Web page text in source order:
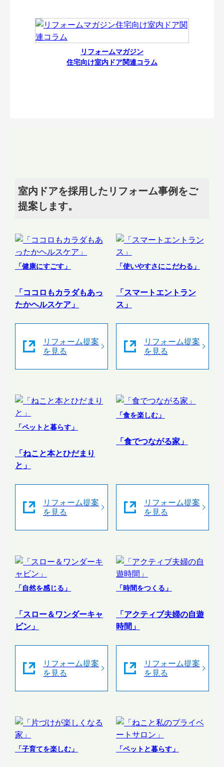
リフォームマガジン
住宅向け室内ドア関連コラム
室内ドアを採用したリフォーム事例をご
提案します。
「健康にすごす」
「ココロもカラダもあっ
たかヘルスケア」
リフォーム提案
を見る
「使いやすさにこだわる」
「スマートエントラン
ス」
リフォーム提案
を見る
「ペットと暮らす」
「ねこと本とひだまり
と」
リフォーム提案
を見る
「食を楽しむ」
「食でつながる家」
リフォーム提案
を見る
「自然を感じる」
「スロー＆ワンダーキャ
ビン」
リフォーム提案
を見る
「時間をつくる」
「アクティブ夫婦の自遊
時間」
リフォーム提案
を見る
「子育てを楽しむ」 「ペットと暮らす」